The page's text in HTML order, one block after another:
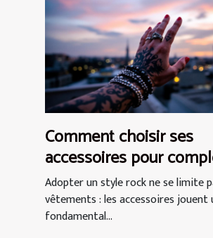
Comment choisir ses
accessoires pour
style rock ?
Adopter un style rock ne se limite
vêtements : les accessoires jouent
fondamental...